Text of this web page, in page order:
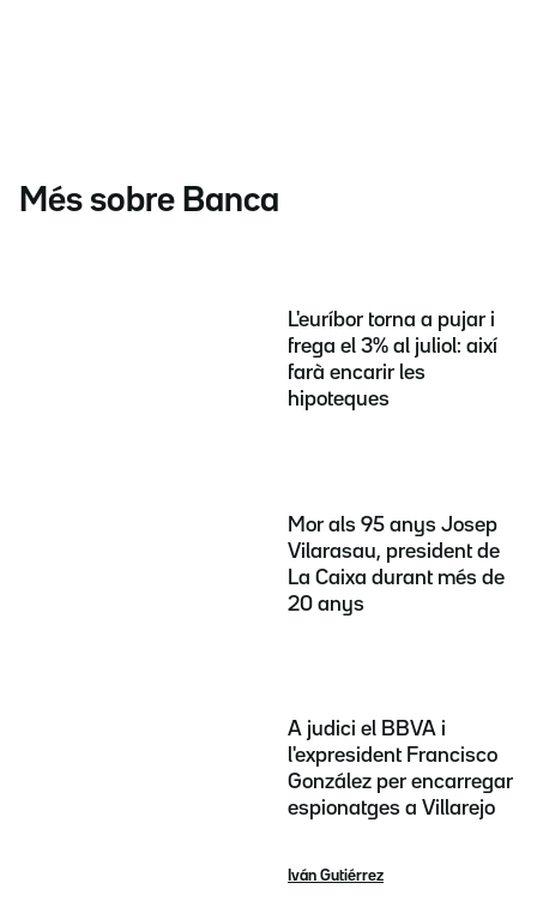
Més sobre Banca
L'euríbor torna a pujar i
frega el 3% al juliol: així
farà encarir les
hipoteques
Mor als 95 anys Josep
Vilarasau, president de
La Caixa durant més de
20 anys
A judici el BBVA i
l'expresident Francisco
González per encarregar
espionatges a Villarejo
Iván Gutiérrez